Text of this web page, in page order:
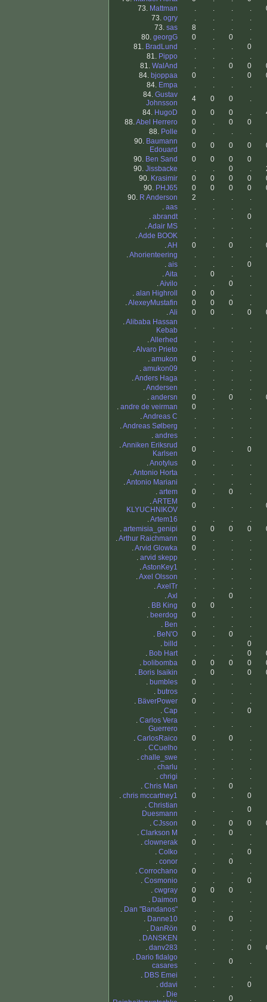
73. Mattman . . . .
73. ogry . . .
.
73. sas 8 . .
.
80. georgG 0 . 0
.
81. BradLund . . .
0
81. Pippo . . .
.
81. WalAnd . . 0 0
84. bjoppaa 0 . . 0
84. Empa . . .
.
84. Gustav
Johnsson
4 0 0
.
84. HugoD 0 0 0 .
88.Abel Herrero 0 . 0
0
88. Polle 0 . .
.
90. Baumann
Edouard
0 0 0 0
90. Ben Sand 0 0 0
0
90. Jissbacke . . 0 .
90. Krasimir 0 0 0 0
90. PHJ65 0 0 0 0
90. R Anderson 2 . .
.
. aas . . .
.
. abrandt . . .
0
.Adair MS . . .
.
.Adde BOOK . . .
.
.AH 0 . 0 .
.Ahorienteering . . .
.
. ais . . .
0
.Aita . 0 .
.
.Aivilo . . 0
.
. alan Highroll 0 0 .
.
.AlexeyMustafin 0 0 0
.
.Ali 0 0 . 0
.Alibaba Hassan
Kebab
. . .
.
.Allerhed . . .
.
.Alvaro Prieto . . .
.
. amukon 0 . .
.
. amukon09 . . .
.
.Anders Haga . . .
.
.Andersen . . .
.
. andersn 0 . 0 .
. andre de veirman 0 . .
.
.Andreas C . . .
.
.Andreas Sølberg . . .
.
. andres . . .
.
.Anniken Eriksrud
Karlsen
0 . .
0
.Anotylus 0 . .
.
.Antonio Horta . . .
.
.Antonio Mariani . . .
.
. artem 0 . 0
.
.ARTEM
KLYUCHNIKOV
0 . . .
.Artem16 . . .
.
. artemisia_genipi 0 0 0 0
.Arthur Raichmann 0 . .
.
.Arvid Glowka 0 . .
.
. arvid skepp . . .
.
.AstonKey1 . . .
.
.Axel Olsson . . .
.
.AxelTr . . .
.
.Axl . . 0
.
. BB King 0 0 .
.
. beerdog 0 . .
.
. Ben . . .
.
. BeN'O 0 . 0
.
. billd . . .
0
. Bob Hart . . . 0
. bolibomba 0 0 0 0
. Boris Isaikin . 0 . 0
. bumbles 0 . .
.
. butros . . .
.
. BäverPower 0 . .
.
. Cap . . .
0
. Carlos Vera
Guerrero
. . .
.
. CarlosRaico 0 . 0
.
. CCuelho . . .
.
. challe_swe . . .
.
. charlu . . .
.
. chrigi . . .
.
. Chris Man . . 0
.
. chris mccartney1 0 . .
0
. Christian
Duesmann
. . .
0
. CJsson 0 . 0 0
. Clarkson M . . 0
.
. clownerak 0 . .
.
. Colko . . .
0
. conor . . 0
.
. Corrochano 0 . .
.
. Cosmonio . . .
0
. cwgray 0 0 0
.
. Daimon 0 . .
.
. Dan "Bandanos" . . .
.
. Danne10 . . 0
.
. DanRön 0 . .
.
. DANSKEN . . .
.
. danv283 . . . 0
. Dario fidalgo
casares
. . 0
.
. DBS Emei . . .
.
. ddavi . . .
0
. Die
. . 0 .